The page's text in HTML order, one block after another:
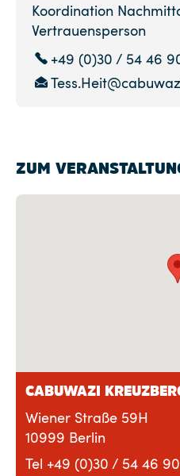
Koordination
Vertrauensperson
+49 (0)30 / 54 46
ZUM
CABUWAZI
Wiener Straße 59H
10999 Berlin
Tel +49 (0)30 / 54 46